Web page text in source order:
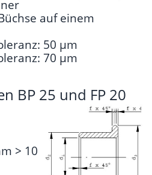
auf einem
50 µm
70 µm
BP 25 und FP 20
> 10